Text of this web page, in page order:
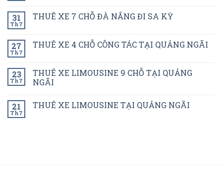
31
Th7
THUÊ XE 7 CHỖ ĐÀ NẮNG ĐI SA KỲ
27
Th7
THUÊ XE 4 CHỖ CÔNG TÁC TẠI QUẢNG NGÃI
23
Th7
THUÊ XE LIMOUSINE 9 CHỖ TẠI QUẢNG
NGÃI
21
Th7
THUÊ XE LIMOUSINE TẠI QUẢNG NGÃI